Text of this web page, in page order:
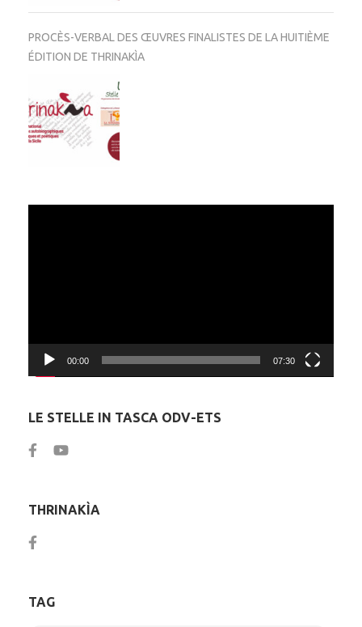
PROCÈS-VERBAL DES ŒUVRES FINALISTES DE LA HUITIÈME
ÉDITION DE THRINAKÌA
00:00 07:30
LE STELLE IN TASCA ODV-ETS
THRINAKÌA
TAG